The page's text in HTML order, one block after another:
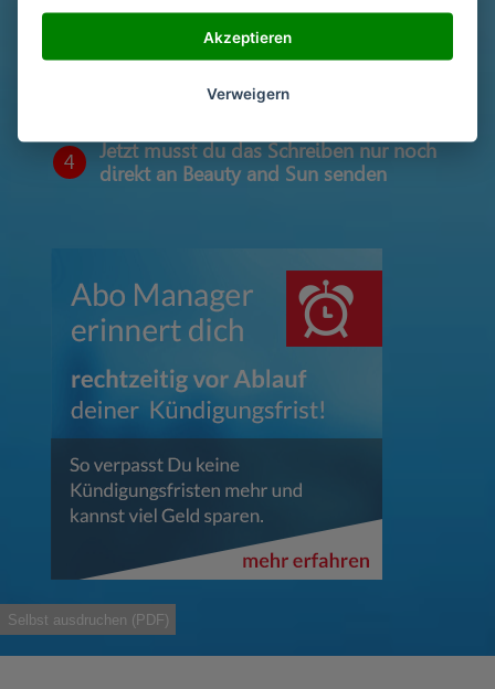
Unterschriebe das Schreiben mit deinem
Namen oder lade eine Unterschrift hoch
4
Jetzt musst du das Schreiben nur noch
direkt an Beauty and Sun senden
Selbst ausdruchen (PDF)
Akzeptieren
Verweigern